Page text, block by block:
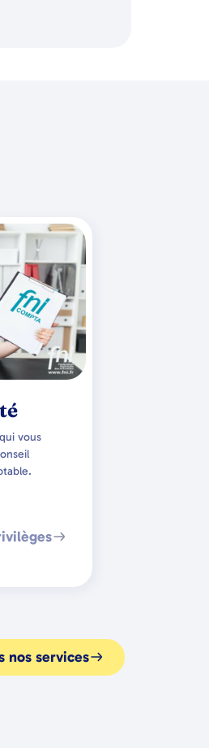
vous
nos services